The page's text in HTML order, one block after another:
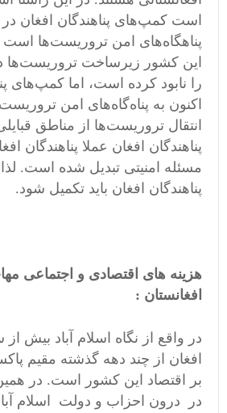
است کمپ‌های پناهندگان افغان در
پناهگاه‌های امن تروریست‌ها است
این کشور زیرساخت تروریست‌ها
را نابود کرده است، اما کمپ‌های
اکنون به پناه‌گاه‌‌های امن
انتقال تروریست‌ها از مناطق
پناهندگان افغان عملا پناهندگان
مسئله امنیتی تبدیل شده است.
پناهندگان افغان باید تکمیل شود.
هزینه های اقتصادی و اجتماعی
افغانستان :
در واقع از نگاه اسلام آباد بیش از
افغان از چند دهه گذشته مقیم
بر اقتصاد این کشور است. در
در درون احزاب و دولت اسلام آباد